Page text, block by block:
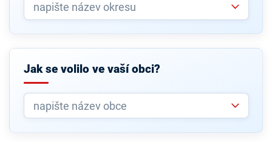
Jak se volilo ve vaší obci?